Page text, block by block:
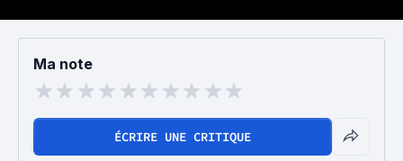
Ma note
ÉCRIRE UNE CRITIQUE